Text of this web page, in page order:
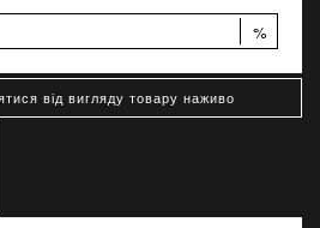
%
від вигляду товару наживо